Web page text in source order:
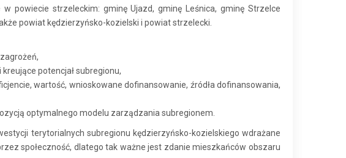
powiecie strzeleckim: gminę Ujazd, gminę Leśnica, gminę Strzelce
powiat kędzierzyńsko-kozielski i powiat strzelecki.
potencjał subregionu,
wartość, wnioskowane dofinansowanie, źródła dofinansowania,
optymalnego modelu zarządzania subregionem.
terytorialnych subregionu kędzierzyńsko-kozielskiego wdrażane
społeczność, dlatego tak ważne jest zdanie mieszkańców obszaru